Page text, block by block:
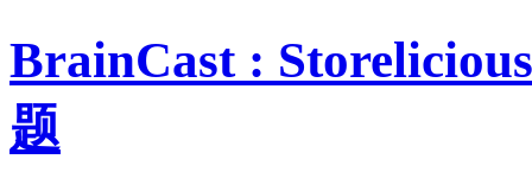
BrainCast :
题